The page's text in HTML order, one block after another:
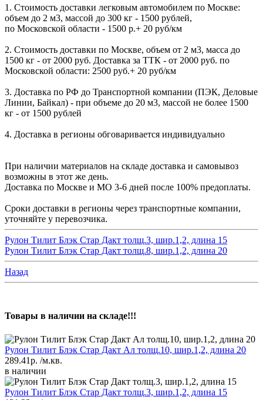
1. Стоимость доставки легковым автомобилем по Москве:
объем до 2 м3, массой до 300 кг - 1500 рублей,
по Московской области - 1500 р.+ 20 руб/км
2. Стоимость доставки по Москве, объем от 2 м3, масса до
1500 кг - от 2000 руб. Доставка за ТТК - от 2000 руб. по
Московской области: 2500 руб.+ 20 руб/км
3. Доставка по РФ до Транспортной компании (ПЭК, Деловые
Линии, Байкал) - при объеме до 20 м3, массой не более 1500
кг - от 1500 рублей
4. Доставка в регионы обговаривается индивидуально
При наличии материалов на складе доставка и самовывоз
возможны в этот же день.
Доставка по Москве и МО 3-6 дней после 100% предоплаты.
Сроки доставки в регионы через транспортные компании,
уточняйте у перевозчика.
Рулон Тилит Блэк Стар Дакт толщ.3, шир.1,2, длина 15
Рулон Тилит Блэк Стар Дакт толщ.8, шир.1,2, длина 20
Назад
Товары в наличии на складе!!!
Рулон Тилит Блэк Стар Дакт Ал толщ.10, шир.1,2, длина 20
289.41р. /м.кв.
в наличии
Рулон Тилит Блэк Стар Дакт толщ.3, шир.1,2, длина 15